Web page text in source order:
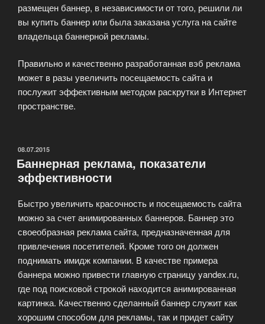
размещен баннер, в независимости от того, решили ли
вы купить баннер или была заказана услуга на сайте
владельца баннерной рекламы.
Правильно и качественно разработанная вэб реклама
может в разы увеличить посещаемость сайта и
послужит эффективным методом раскрутки в Интернет
пространстве.
ОПУБЛИКОВАНО
08.07.2015
Баннерная реклама, показатели
эффективности
Быстро увеличить красочность и посещаемость сайта
можно за счет анимированных баннеров. Баннер это
своеобразная реклама сайта, предназначенная для
привлечения посетителей. Кроме того он должен
поднимать имидж компании. В качестве примера
баннера можно привести главную страницу yandex.ru,
где под поисковой строкой находится анимированная
картинка. Качественно сделанный баннер служит как
хорошим способом для рекламы, так и придет сайту